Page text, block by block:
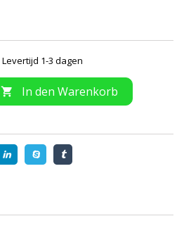
Levertijd 1-3 dagen
 In den Warenkorb